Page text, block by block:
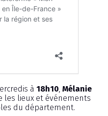
à 18h10 Mélanie
les lieux et événements
du département.